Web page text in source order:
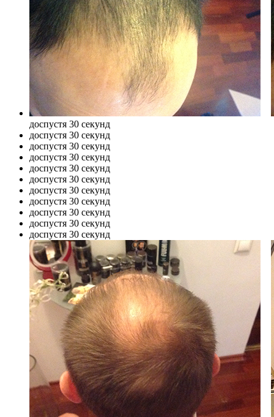
доспустя 30 секунд
доспустя 30 секунд
доспустя 30 секунд
доспустя 30 секунд
доспустя 30 секунд
доспустя 30 секунд
доспустя 30 секунд
доспустя 30 секунд
доспустя 30 секунд
доспустя 30 секунд
доспустя 30 секунд